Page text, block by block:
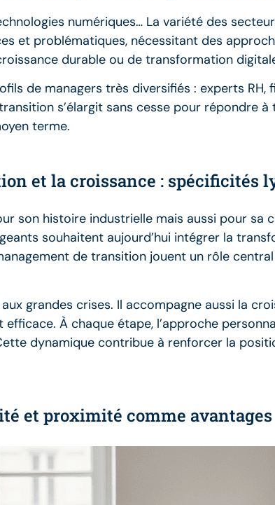
numériques… La variété des
et problématiques, nécessitant des
durable ou de transformation
de managers très diversifiés : experts RH,
s’élargit sans cesse pour répondre
terme.
et la croissance : spécificités
son histoire industrielle mais aussi pour sa
souhaitent aujourd’hui intégrer la
de transition jouent un rôle
grandes crises. Il accompagne aussi la
À chaque étape, l’approche
dynamique contribue à renforcer la
et proximité comme